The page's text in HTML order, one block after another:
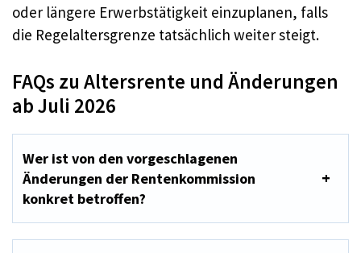
oder längere Erwerbstätigkeit einzuplanen, falls
die Regelaltersgrenze tatsächlich weiter steigt.
FAQs zu Altersrente und Änderungen
ab Juli 2026
Wer ist von den vorgeschlagenen
Änderungen der Rentenkommission
konkret betroffen?